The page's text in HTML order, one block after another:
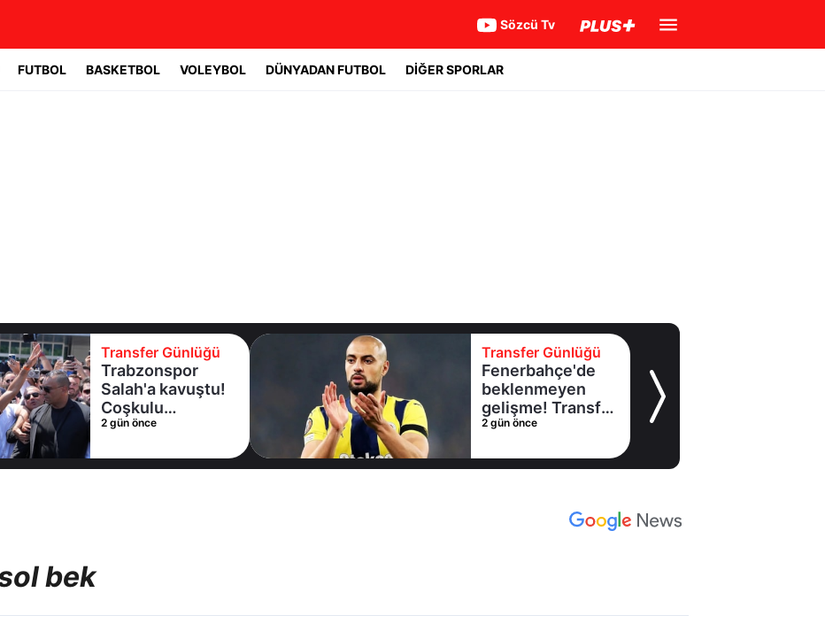
Sözcü Tv
FUTBOL BASKETBOL VOLEYBOL DÜNYADAN FUTBOL DİĞER SPORLAR
Transfer Günlüğü
Trabzonspor
Salah'a kavuştu!
Coşkulu
karşılama
2 gün önce
Transfer Günlüğü
Fenerbahçe'de
beklenmeyen
gelişme! Transfer
iptal oldu
2 gün önce
bek